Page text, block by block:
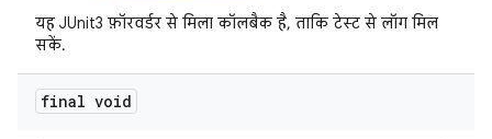
यह JUnit3 फ़ॉरवर्डर से मिला कॉलबैक है, ताकि टेस्ट से लॉग मिल
सकें.
final void